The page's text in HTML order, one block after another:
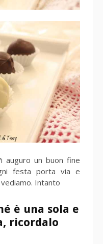
auguro un buon fine
festa porta via e
Intanto
è una sola e
ricordalo